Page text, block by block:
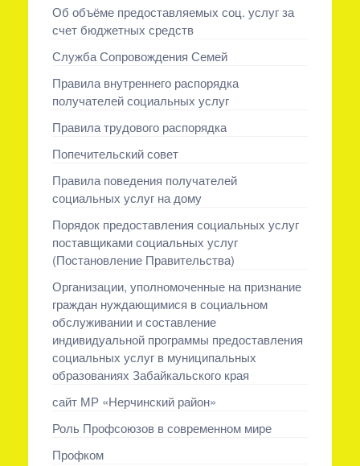
Об объёме предоставляемых соц. услуг за
счет бюджетных средств
Служба Сопровождения Семей
Правила внутреннего распорядка
получателей социальных услуг
Правила трудового распорядка
Попечительский совет
Правила поведения получателей
социальных услуг на дому
Порядок предоставления социальных услуг
поставщиками социальных услуг
(Постановление Правительства)
Организации, уполномоченные на признание
граждан нуждающимися в социальном
обслуживании и составление
индивидуальной программы предоставления
социальных услуг в муниципальных
образованиях Забайкальского края
сайт МР «Нерчинский район»
Роль Профсоюзов в современном мире
Профком